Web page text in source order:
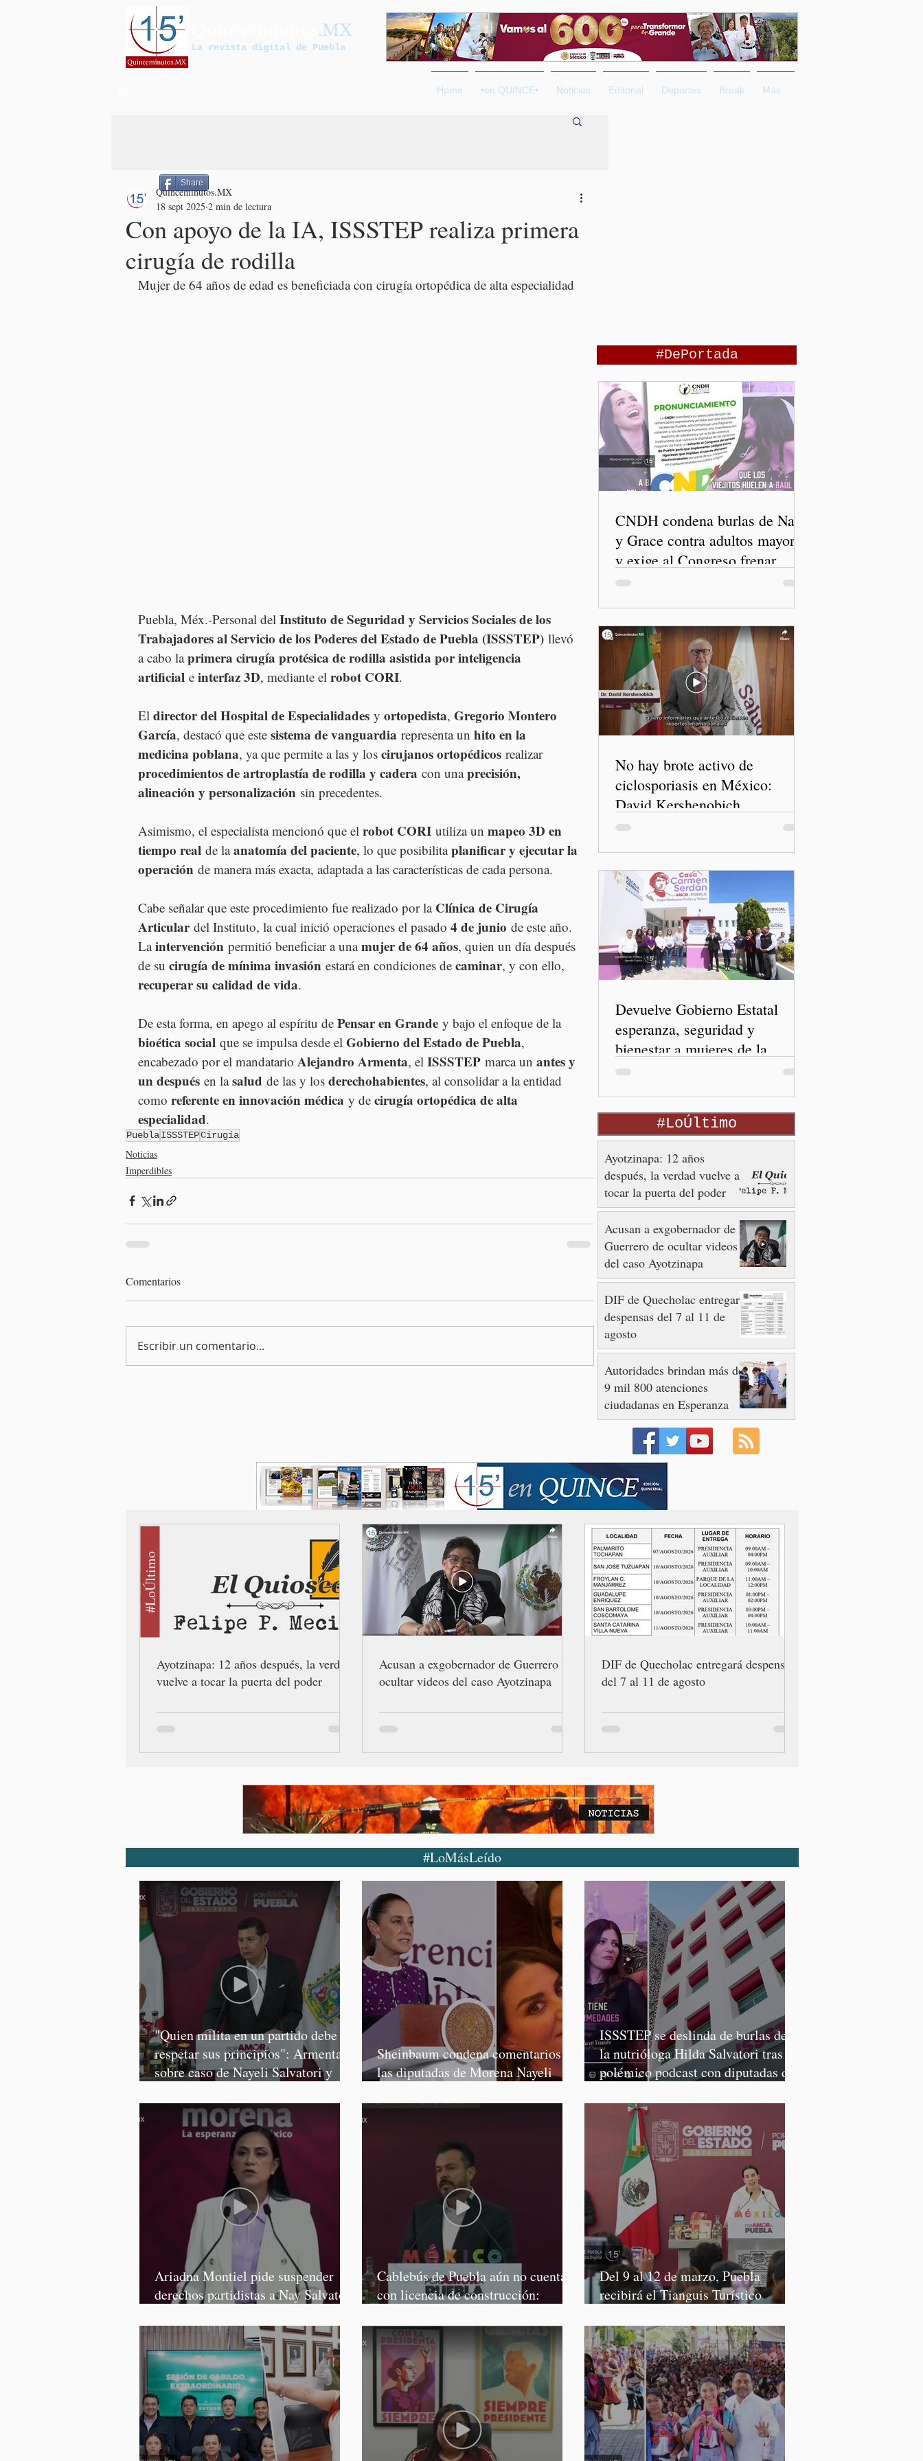
.MX
La revista digital de Puebla
Home •en QUINCE• Noticias Editorial Deportes Break Más...
Con apoyo de la IA, ISSSTEP realiza primera
cirugía de rodilla
Quinceminutos.MX
18 sept 2025 2 min de lectura
Mujer de 64 años de edad es beneficiada con cirugía ortopédica de alta especialidad
Puebla, Méx.-Personal del Instituto de Seguridad y Servicios Sociales de los
Trabajadores al Servicio de los Poderes del Estado de Puebla (ISSSTEP) llevó
a cabo la primera cirugía protésica de rodilla asistida por inteligencia
artificial e interfaz 3D, mediante el robot CORI.
El director del Hospital de Especialidades y ortopedista, Gregorio Montero
García, destacó que este sistema de vanguardia representa un hito en la
medicina poblana, ya que permite a las y los cirujanos ortopédicos realizar
procedimientos de artroplastía de rodilla y cadera con una precisión,
alineación y personalización sin precedentes.
Asimismo, el especialista mencionó que el robot CORI utiliza un mapeo 3D en
tiempo real de la anatomía del paciente, lo que posibilita planificar y ejecutar la
operación de manera más exacta, adaptada a las características de cada persona.
Cabe señalar que este procedimiento fue realizado por la Clínica de Cirugía
Articular del Instituto, la cual inició operaciones el pasado 4 de junio de este año.
La intervención permitió beneficiar a una mujer de 64 años, quien un día después
de su cirugía de mínima invasión estará en condiciones de caminar, y con ello,
recuperar su calidad de vida.
De esta forma, en apego al espíritu de Pensar en Grande y bajo el enfoque de la
bioética social que se impulsa desde el Gobierno del Estado de Puebla,
encabezado por el mandatario Alejandro Armenta, el ISSSTEP marca un antes y
un después en la salud de las y los derechohabientes, al consolidar a la entidad
como referente en innovación médica y de cirugía ortopédica de alta
especialidad.
PueblaISSSTEPCirugía
Noticias
Imperdibles
Comentarios
Escribir un comentario...
Share
#DePortada
CNDH condena burlas de Nay
y Grace contra adultos mayores
y exige al Congreso frenar
discursos discriminatorios
No hay brote activo de
ciclosporiasis en México:
David Kershenobich
Devuelve Gobierno Estatal
esperanza, seguridad y
bienestar a mujeres de la
periferia urbana
#LoÚltimo
Ayotzinapa: 12 años
después, la verdad vuelve a
tocar la puerta del poder
Acusan a exgobernador de
Guerrero de ocultar videos
del caso Ayotzinapa
DIF de Quecholac entregará
despensas del 7 al 11 de
agosto
Autoridades brindan más de
9 mil 800 atenciones
ciudadanas en Esperanza
Ayotzinapa: 12 años después, la verdad
vuelve a tocar la puerta del poder
Acusan a exgobernador de Guerrero de
ocultar videos del caso Ayotzinapa
DIF de Quecholac entregará despensas
del 7 al 11 de agosto
#LoÚltimo
#LoMásLeído
"Quien milita en un partido debe
respetar sus principios": Armenta,
sobre caso de Nayeli Salvatori y
Sheinbaum condena comentarios de
las diputadas de Morena Nayeli
ISSSTEP se deslinda de burlas de
la nutrióloga Hilda Salvatori tras
polémico podcast con diputadas de
Ariadna Montiel pide suspender
derechos partidistas a Nay Salvatori
Cablebús de Puebla aún no cuenta
con licencia de construcción:
Del 9 al 12 de marzo, Puebla
recibirá el Tianguis Turístico